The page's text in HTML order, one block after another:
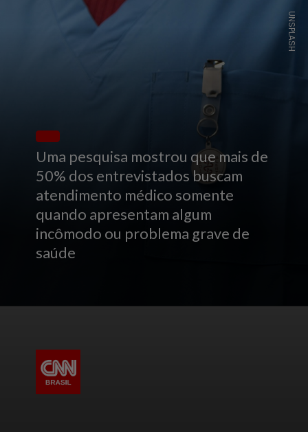
Uma pesquisa mostrou que mais de
50% dos entrevistados buscam
atendimento médico somente
quando apresentam algum
incômodo ou problema grave de
saúde
UNSPLASH